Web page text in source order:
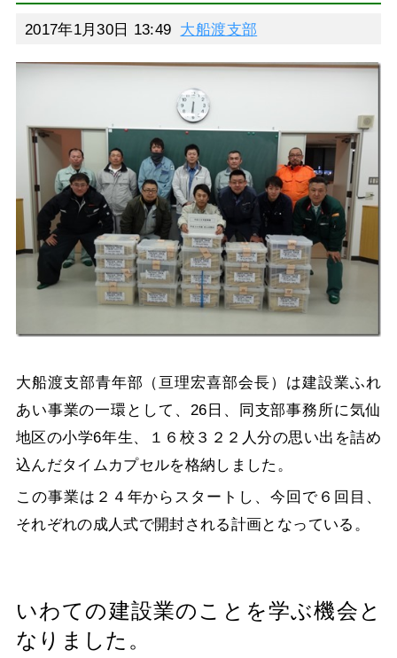
2017年1月30日 13:49 大船渡支部
大船渡支部青年部（亘理宏喜部会長）は建設業ふれ
あい事業の一環として、26日、同支部事務所に気仙
地区の小学6年生、１６校３２２人分の思い出を詰め
込んだタイムカプセルを格納しました。
この事業は２４年からスタートし、今回で６回目、
それぞれの成人式で開封される計画となっている。
いわての建設業のことを学ぶ機会と
なりました。